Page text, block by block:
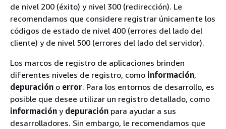
de nivel 200 (éxito) y nivel 300 (redirección). Le
recomendamos que considere registrar únicamente los
códigos de estado de nivel 400 (errores del lado del
cliente) y de nivel 500 (errores del lado del servidor).
Los marcos de registro de aplicaciones brinden
diferentes niveles de registro, como información,
depuración o error. Para los entornos de desarrollo, es
posible que desee utilizar un registro detallado, como
información y depuración para ayudar a sus
desarrolladores. Sin embargo, le recomendamos que